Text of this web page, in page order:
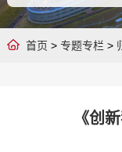
首页 > 专题专栏 >
《创